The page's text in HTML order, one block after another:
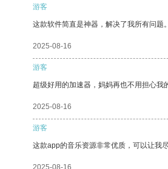
游客
这款软件简直是神器，解决了我所有问题。
2025-08-16
游客
超级好用的加速器，妈妈再也不用担心我
2025-08-16
游客
这款app的音乐资源非常优质，可以让我
2025-08-16